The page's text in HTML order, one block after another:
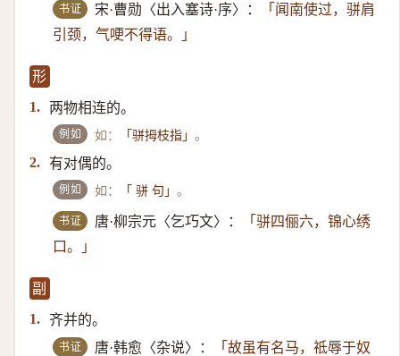
书证 宋·曹勋〈出入塞诗·序〉：
「闻南使过，骈肩
引颈，气哽不得语。」
形
1.
两物相连的。
例如 如： 「骈拇枝指」。
2. 有对偶的。
例如 如： 「 骈 句」。
书证 唐·柳宗元〈乞巧文〉：
「骈四俪六，锦心绣
口。」
副
1.
齐并的。
书证 唐·韩愈〈杂说〉：
「故虽有名马，祗辱于奴